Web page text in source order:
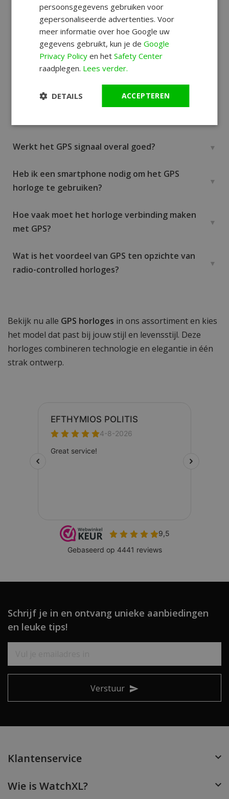
Wat is een GPS horloge precies?
Hebben deze GPS horloges navigatie of
Waarom zou ik kiezen voor een horloge met
Werkt het GPS signaal overal goed?
Heb ik een smartphone nodig om het GPS
horloge te gebruiken?
Hoe vaak moet het horloge verbinding maken
met GPS?
Wat is het voordeel van GPS ten opzichte van
radio-controlled horloges?
Bekijk nu alle GPS horloges in ons assortiment en kies
het model dat past bij jouw stijl en levensstijl. Deze
horloges combineren technologie en elegantie in één
strak ontwerp.
Schrijf je in en ontvang unieke aanbiedingen
en leuke tips!
Verstuur
Klantenservice
Wie is WatchXL?
persoonsgegevens gebruiken voor
gepersonaliseerde advertenties. Voor
meer informatie over hoe Google uw
gegevens gebruikt, kun je deGoogle
Privacy Policy en hetSafety Center
raadplegen. Lees verder.
ACCEPTEREN
DETAILS